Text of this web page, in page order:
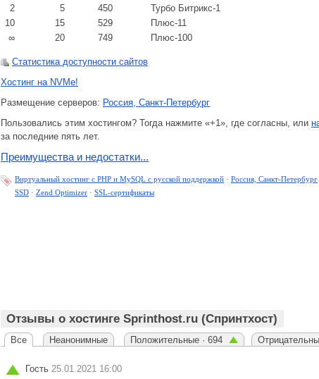
2
5 450
Турбо Битрикс-1
10
15 529
Плюс-11
∞
20 749 Плюс-100
Статистика доступности сайтов
Хостинг на NVMe!
Размещение серверов: Россия, Санкт-Петербург
Пользовались этим хостингом? Тогда нажмите «+1», где согласны, или
за последние пять лет.
Преимущества и недостатки...
Виртуальный хостинг c PHP и MySQL с русской поддержкой · Россия, Санкт-Петербург
SSD · Zend Optimizer · SSL-сертификаты
Отзывы о хостинге Sprinthost.ru (Спринтхост)
Все Неанонимные Положительные · 694
Гость 25.01.2021 16:00